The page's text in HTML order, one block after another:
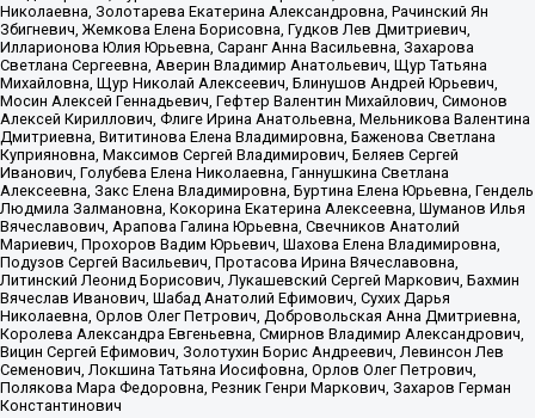
Николаевна, Золотарева Екатерина Александровна, Рачинский Ян
Збигневич, Жемкова Елена Борисовна, Гудков Лев Дмитриевич,
Илларионова Юлия Юрьевна, Саранг Анна Васильевна, Захарова
Светлана Сергеевна, Аверин Владимир Анатольевич, Щур Татьяна
Михайловна, Щур Николай Алексеевич, Блинушов Андрей Юрьевич,
Мосин Алексей Геннадьевич, Гефтер Валентин Михайлович, Симонов
Алексей Кириллович, Флиге Ирина Анатольевна, Мельникова Валентина
Дмитриевна, Вититинова Елена Владимировна, Баженова Светлана
Куприяновна, Максимов Сергей Владимирович, Беляев Сергей
Иванович, Голубева Елена Николаевна, Ганнушкина Светлана
Алексеевна, Закс Елена Владимировна, Буртина Елена Юрьевна, Гендель
Людмила Залмановна, Кокорина Екатерина Алексеевна, Шуманов Илья
Вячеславович, Арапова Галина Юрьевна, Свечников Анатолий
Мариевич, Прохоров Вадим Юрьевич, Шахова Елена Владимировна,
Подузов Сергей Васильевич, Протасова Ирина Вячеславовна,
Литинский Леонид Борисович, Лукашевский Сергей Маркович, Бахмин
Вячеслав Иванович, Шабад Анатолий Ефимович, Сухих Дарья
Николаевна, Орлов Олег Петрович, Добровольская Анна Дмитриевна,
Королева Александра Евгеньевна, Смирнов Владимир Александрович,
Вицин Сергей Ефимович, Золотухин Борис Андреевич, Левинсон Лев
Семенович, Локшина Татьяна Иосифовна, Орлов Олег Петрович,
Полякова Мара Федоровна, Резник Генри Маркович, Захаров Герман
Константинович